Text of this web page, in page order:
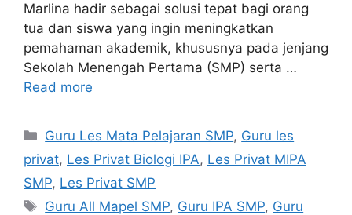
Marlina hadir sebagai solusi tepat bagi orang
tua dan siswa yang ingin meningkatkan
pemahaman akademik, khususnya pada jenjang
Sekolah Menengah Pertama (SMP) serta …
Read more
Categories
Guru Les Mata Pelajaran SMP, Guru les
privat, Les Privat Biologi IPA, Les Privat MIPA
SMP, Les Privat SMP
Tags
Guru All Mapel SMP, Guru IPA SMP, Guru